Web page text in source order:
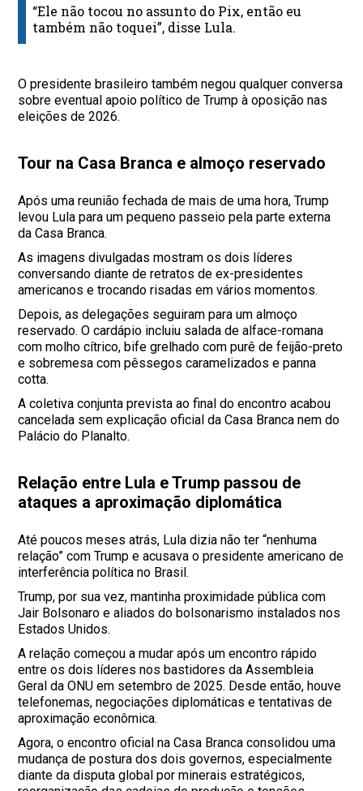
“Ele não tocou no assunto do Pix, então eu
também não toquei”, disse Lula.
O presidente brasileiro também negou qualquer conversa
sobre eventual apoio político de Trump à oposição nas
eleições de 2026.
Tour na Casa Branca e almoço reservado
Após uma reunião fechada de mais de uma hora, Trump
levou Lula para um pequeno passeio pela parte externa
da Casa Branca.
As imagens divulgadas mostram os dois líderes
conversando diante de retratos de ex-presidentes
americanos e trocando risadas em vários momentos.
Depois, as delegações seguiram para um almoço
reservado. O cardápio incluiu salada de alface-romana
com molho cítrico, bife grelhado com purê de feijão-preto
e sobremesa com pêssegos caramelizados e panna
cotta.
A coletiva conjunta prevista ao final do encontro acabou
cancelada sem explicação oficial da Casa Branca nem do
Palácio do Planalto.
Relação entre Lula e Trump passou de
ataques a aproximação diplomática
Até poucos meses atrás, Lula dizia não ter “nenhuma
relação” com Trump e acusava o presidente americano de
interferência política no Brasil.
Trump, por sua vez, mantinha proximidade pública com
Jair Bolsonaro e aliados do bolsonarismo instalados nos
Estados Unidos.
A relação começou a mudar após um encontro rápido
entre os dois líderes nos bastidores da Assembleia
Geral da ONU em setembro de 2025. Desde então, houve
telefonemas, negociações diplomáticas e tentativas de
aproximação econômica.
Agora, o encontro oficial na Casa Branca consolidou uma
mudança de postura dos dois governos, especialmente
diante da disputa global por minerais estratégicos,